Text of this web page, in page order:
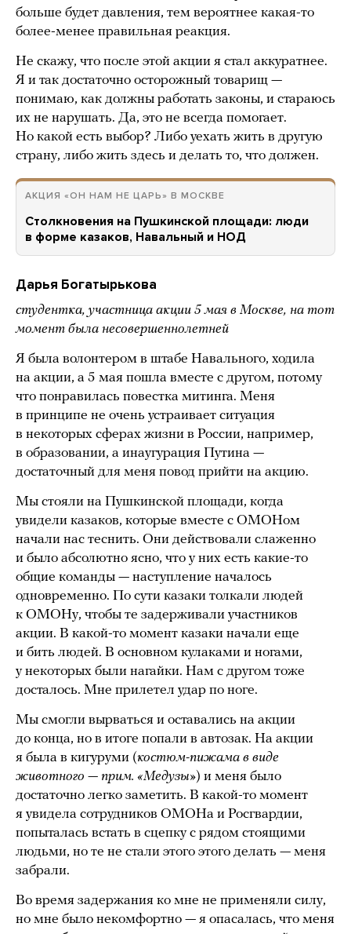
больше будет давления, тем вероятнее какая-то
более-менее правильная реакция.
Не скажу, что после этой акции я стал аккуратнее.
Я и так достаточно осторожный товарищ —
понимаю, как должны работать законы, и стараюсь
их не нарушать. Да, это не всегда помогает.
Но какой есть выбор? Либо уехать жить в другую
страну, либо жить здесь и делать то, что должен.
АКЦИЯ «ОН НАМ НЕ ЦАРЬ» В МОСКВЕ
Столкновения на Пушкинской площади: люди
в форме казаков, Навальный и НОД
Дарья Богатырькова
студентка, участница акции 5 мая в Москве, на тот
момент была несовершеннолетней
Я была волонтером в штабе Навального, ходила
на акции, а 5 мая пошла вместе с другом, потому
что понравилась повестка митинга. Меня
в принципе не очень устраивает ситуация
в некоторых сферах жизни в России, например,
в образовании, а инаугурация Путина —
достаточный для меня повод прийти на акцию.
Мы стояли на Пушкинской площади, когда
увидели казаков, которые вместе с ОМОНом
начали нас теснить. Они действовали слаженно
и было абсолютно ясно, что у них есть какие-то
общие команды — наступление началось
одновременно. По сути казаки толкали людей
к ОМОНу, чтобы те задерживали участников
акции. В какой-то момент казаки начали еще
и бить людей. В основном кулаками и ногами,
у некоторых были нагайки. Нам с другом тоже
досталось. Мне прилетел удар по ноге.
Мы смогли вырваться и оставались на акции
до конца, но в итоге попали в автозак. На акции
я была в кигуруми (костюм-пижама в виде
животного — прим. «Медузы») и меня было
достаточно легко заметить. В какой-то момент
я увидела сотрудников ОМОНа и Росгвардии,
попыталась встать в сцепку с рядом стоящими
людьми, но те не стали этого этого делать — меня
забрали.
Во время задержания ко мне не применяли силу,
но мне было некомфортно — я опасалась, что меня